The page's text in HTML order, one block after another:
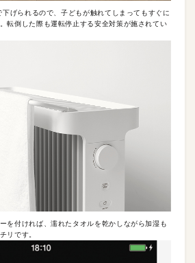
げられるので、子どもが触れてしまってもすぐに
転倒した際も運転停止する安全対策が施されてい
を付ければ、濡れたタオルを乾かしながら加湿も
リです。